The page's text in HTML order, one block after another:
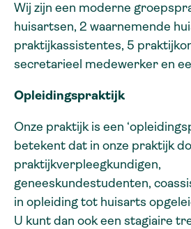
Wij zijn een moderne
huisartsen, 2 waarnemende
praktijkassistentes, 5
secretarieel medewerker en
Opleidingspraktijk
Onze praktijk is een
betekent dat in onze praktijk
praktijkverpleegkundigen,
geneeskundestudenten,
in opleiding tot huisarts
U kunt dan ook een stagiaire